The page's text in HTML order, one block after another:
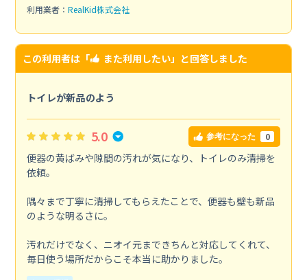
利用業者： RealKid株式会社
この利用者は「 また利用したい」と回答しました
トイレが新品のよう
5.0 参考になった 0
便器の黄ばみや隙間の汚れが気になり、トイレのみ清掃を
依頼。
隅々まで丁寧に清掃してもらえたことで、便器も壁も新品
のような明るさに。
汚れだけでなく、ニオイ元まできちんと対応してくれて、
毎日使う場所だからこそ本当に助かりました。